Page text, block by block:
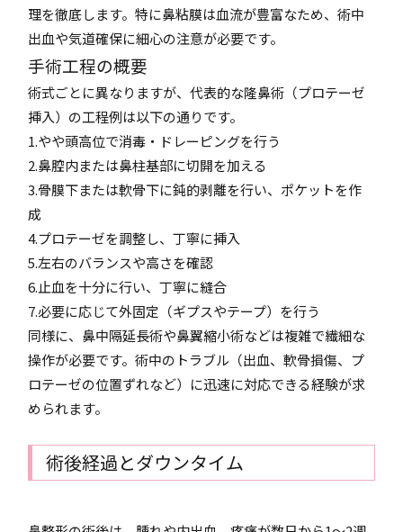
理を徹底します。特に鼻粘膜は血流が豊富なため、術中
出血や気道確保に細心の注意が必要です。
手術工程の概要
術式ごとに異なりますが、代表的な隆鼻術（プロテーゼ
挿入）の工程例は以下の通りです。
1.やや頭高位で消毒・ドレーピングを行う
2.鼻腔内または鼻柱基部に切開を加える
3.骨膜下または軟骨下に鈍的剥離を行い、ポケットを作
成
4.プロテーゼを調整し、丁寧に挿入
5.左右のバランスや高さを確認
6.止血を十分に行い、丁寧に縫合
7.必要に応じて外固定（ギプスやテープ）を行う
同様に、鼻中隔延長術や鼻翼縮小術などは複雑で繊細な
操作が必要です。術中のトラブル（出血、軟骨損傷、プ
ロテーゼの位置ずれなど）に迅速に対応できる経験が求
められます。
術後経過とダウンタイム